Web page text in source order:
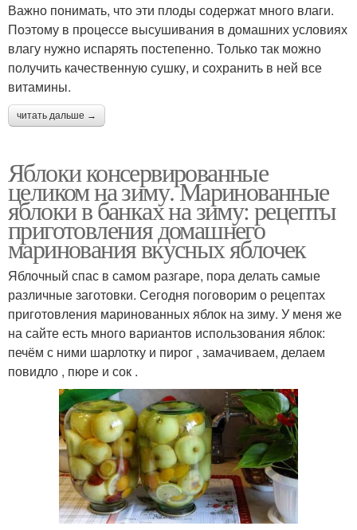
Важно понимать, что эти плоды содержат много влаги.
Поэтому в процессе высушивания в домашних условиях
влагу нужно испарять постепенно. Только так можно
получить качественную сушку, и сохранить в ней все
витамины.
читать дальше →
Яблоки консервированные
целиком на зиму. Маринованные
яблоки в банках на зиму: рецепты
приготовления домашнего
маринования вкусных яблочек
Яблочный спас в самом разгаре, пора делать самые
различные заготовки. Сегодня поговорим о рецептах
приготовления маринованных яблок на зиму. У меня же
на сайте есть много вариантов использования яблок:
печём с ними шарлотку и пирог , замачиваем, делаем
повидло , пюре и сок .